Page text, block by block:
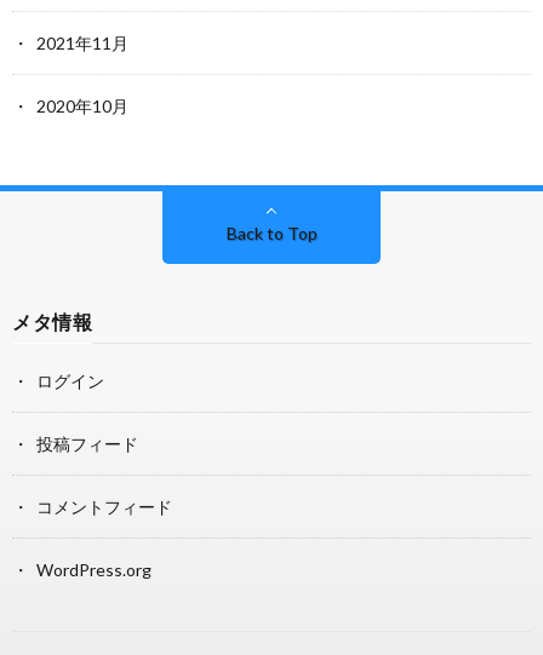
2021年11月
2020年10月
Back to Top
メタ情報
ログイン
投稿フィード
コメントフィード
WordPress.org